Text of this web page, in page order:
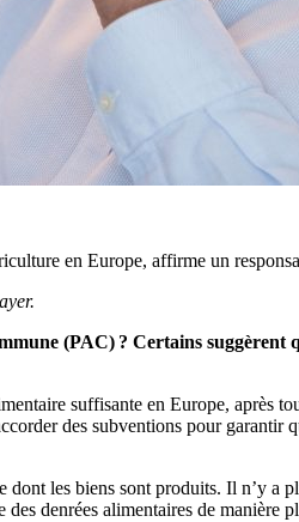
en Europe, affirme un
(PAC) ? Certains
suffisante en Europe, après
des subventions pour
dont les biens sont produits. Il n’y
denrées alimentaires de